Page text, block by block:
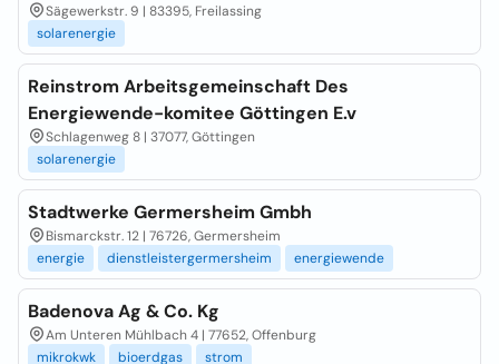
Sägewerkstr. 9 | 83395, Freilassing
solarenergie
Reinstrom Arbeitsgemeinschaft Des
Energiewende-komitee Göttingen E.v
Schlagenweg 8 | 37077, Göttingen
solarenergie
Stadtwerke Germersheim Gmbh
Bismarckstr. 12 | 76726, Germersheim
energie
dienstleistergermersheim energiewende
Badenova Ag & Co. Kg
Am Unteren Mühlbach 4 | 77652, Offenburg
mikrokwk
bioerdgas strom